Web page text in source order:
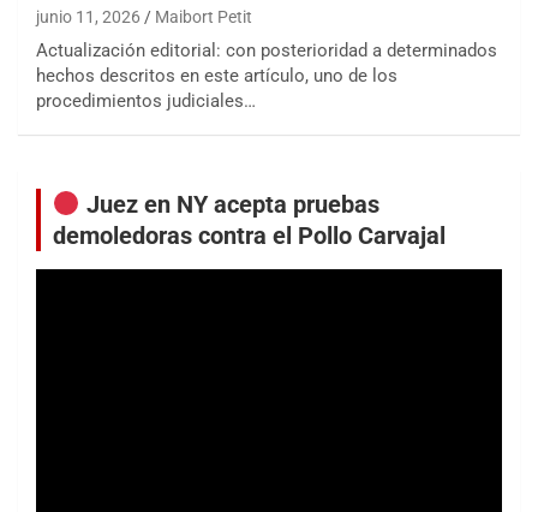
junio 11, 2026 Maibort Petit
Actualización editorial: con posterioridad a determinados
hechos descritos en este artículo, uno de los
procedimientos judiciales…
Juez en NY acepta pruebas
demoledoras contra el Pollo Carvajal